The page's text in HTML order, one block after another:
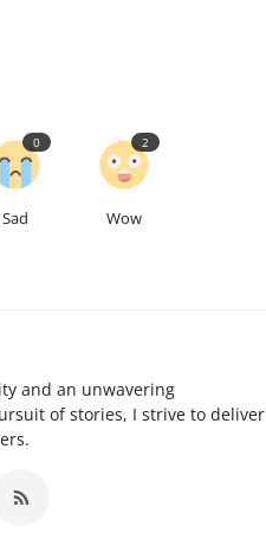
Sad
0
Wow
2
and an unwavering
of stories, I strive to deliver